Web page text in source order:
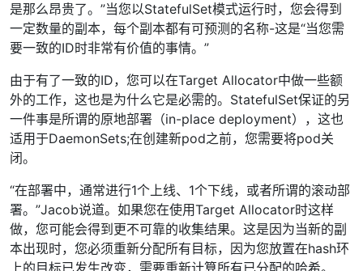
是那么昂贵了。”当您以StatefulSet模式运行时，您会得到
一定数量的副本，每个副本都有可预测的名称-这是“当您需
要一致的ID时非常有价值的事情。”
由于有了一致的ID，您可以在Target Allocator中做一些额
外的工作，这也是为什么它是必需的。StatefulSet保证的另
一件事是所谓的原地部署（in-place deployment），这也
适用于DaemonSets;在创建新pod之前，您需要将pod关
闭。
“在部署中，通常进行1个上线、1个下线，或者所谓的滚动部
署。”Jacob说道。如果您在使用Target Allocator时这样
做，您可能会得到更不可靠的收集结果。这是因为当新的副
本出现时，您必须重新分配所有目标，因为您放置在hash环